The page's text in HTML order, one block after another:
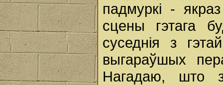
падмуркі -
сцены гэтага
суседнія з
выгараўшых
Нагадаю, што